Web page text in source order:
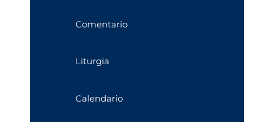
Comentario
Liturgia
Calendario